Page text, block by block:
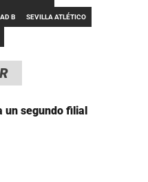
un segundo filial
B SEVILLA ATLÉTICO